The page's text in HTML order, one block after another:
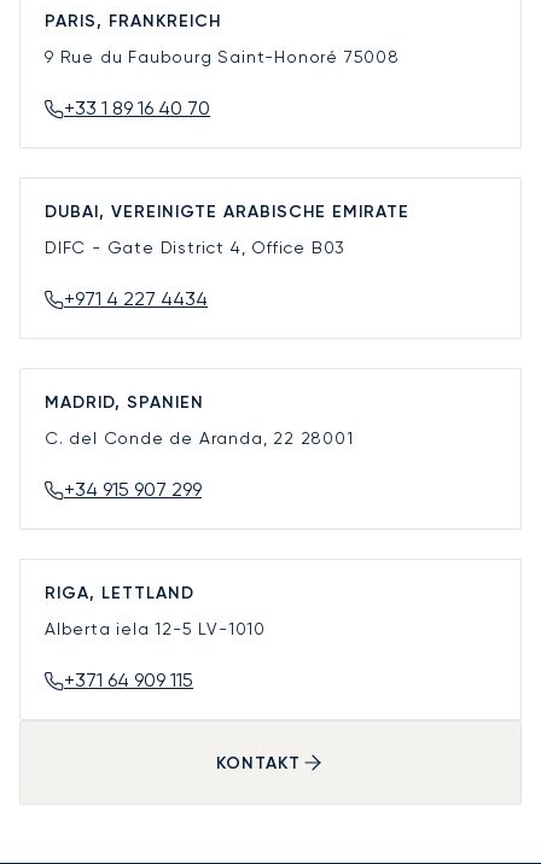
PARIS, FRANKREICH
9 Rue du Faubourg Saint-Honoré 75008
+33 1 89 16 40 70
DUBAI, VEREINIGTE ARABISCHE EMIRATE
DIFC - Gate District 4, Office B03
+971 4 227 4434
MADRID, SPANIEN
C. del Conde de Aranda, 22 28001
+34 915 907 299
RIGA, LETTLAND
Alberta iela 12-5 LV-1010
+371 64 909 115
KONTAKT